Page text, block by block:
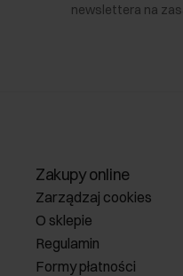
newslettera na
Zakupy online
Zarządzaj cookies
O sklepie
Regulamin
Formy płatności